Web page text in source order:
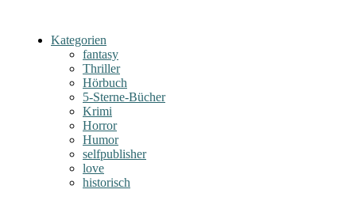
Kategorien
fantasy
Thriller
Hörbuch
5-Sterne-Bücher
Krimi
Horror
Humor
selfpublisher
love
historisch